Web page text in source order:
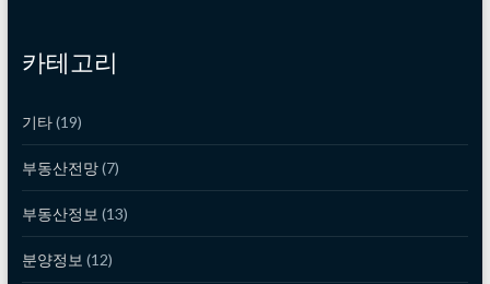
카테고리
기타(19)
부동산전망(7)
부동산정보 (13)
분양정보 (12)